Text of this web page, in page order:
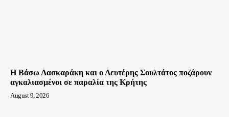
Η Βάσω Λασκαράκη και ο Λευτέρης Σουλτάτος ποζάρουν
αγκαλιασμένοι σε παραλία της Κρήτης
August 9, 2026